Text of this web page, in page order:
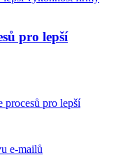
pro lepší
procesů pro lepší